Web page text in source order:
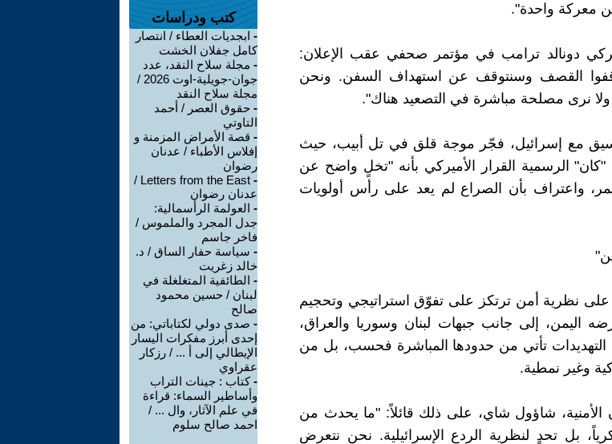
معركة واحدة".
دونالد ترامب في مؤتمر صحفي عقب الإعلان:
أوقفوا القصف وسنتوقف عن استهداف السفن. ونحن
ولا نرى مصلحة مباشرة في التصعيد هناك".
مع إسرائيل، فجّر موجة قلق في تل أبيب، حيث
الرسمية القرار الأميركي بأنه "تخلٍ واضح عن
واعتراف بأن الصراع لم يعد على رأس أولويات
على نظرية أمن ترتكز على تفوّق استراتيجي وتحجيم
اليمن، إلى جانب جبهات لبنان وسوريا والعراق،
التهديدات تأتي من حدودها المباشرة فحسب، بل من
وغير نمطية.
شاؤول شاي، على ذلك قائلاً: "ما يحدث من
بل تحدٍ لنظرية الردع الإسرائيلية. نحن نتعرض
كتب ودراسات
- ابجديات العطاء / انتصار
كامل جفلان الخشت
- مجلة سلاح النقد، عدد
جوان-جويلية-اوت 2026 /
مجلة سلاح النقد
- حقوق العصر / أحمد
التاوتي
- قصة الأمراض المزمنة و
إفلاس الأطباء / عدنان
رضوان
-
Letters from the East /
عدنان رضوان
- العولمة الرأسمالية:
جدل المجرد والملموس /
فاخر جاسم
- سياسة حفار الساق / د.
خالد زغريت
- الطائفية المتغلغلة في
لبنان / حسين محمود
صالح
- صدى دولي لكتاباتي: من
إحدى أبرز مفكرات اليسار
الإيطالي إلى أ ... / رزكار
عقراوي
-كتاب : جينات التراب
وأساطير السماء: قراءة
في علم الآثار، وال ... /
احمد صالح سلوم